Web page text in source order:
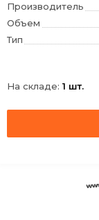
Производитель
Объем
Тип
На складе: 1 шт.